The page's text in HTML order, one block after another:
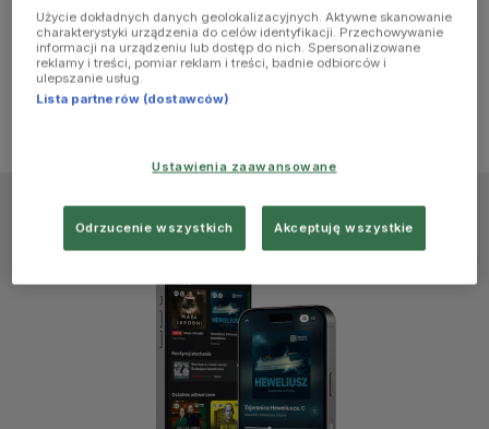
more
information)
Użycie dokładnych danych geolokalizacyjnych. Aktywne skanowanie
charakterystyki urządzenia do celów identyfikacji. Przechowywanie
informacji na urządzeniu lub dostęp do nich. Spersonalizowane
reklamy i treści, pomiar reklam i treści, badnie odbiorców i
ulepszanie usług.
Lista partnerów (dostawców)
Ustawienia zaawansowane
Odrzucenie wszystkich Akceptuję wszystkie